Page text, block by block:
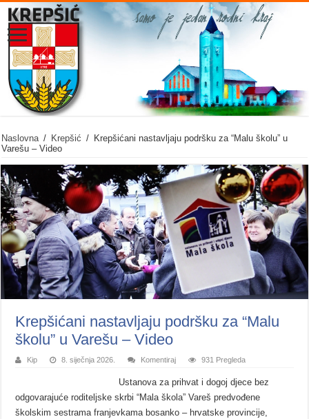
Naslovna / Krepšić / Krepšićani nastavljaju podršku za “Malu školu” u
Varešu – Video
Krepšićani nastavljaju podršku za “Malu
školu” u Varešu – Video
Kip 8. siječnja 2026. Komentiraj 931 Pregleda
Ustanova za prihvat i dogoj djece bez
odgovarajuće roditeljske skrbi “Mala škola” Vareš predvođene
školskim sestrama franjevkama bosanko – hrvatske provincije,